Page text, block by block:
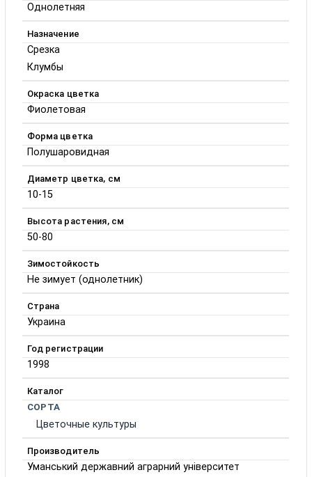
Однолетняя
Назначение
Срезка
Клумбы
Окраска цветка
Фиолетовая
Форма цветка
Полушаровидная
Диаметр цветка, см
10-15
Высота растения, см
50-80
Зимостойкость
Не зимует (однолетник)
Страна
Украина
Год регистрации
1998
Каталог
СОРТА
Цветочные культуры
Производитель
Уманський державний аграрний університет